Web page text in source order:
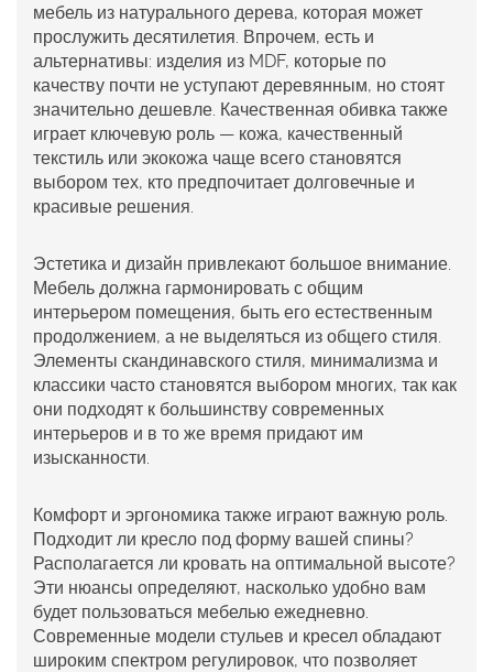
мебель из натурального дерева, которая может
прослужить десятилетия. Впрочем, есть и
альтернативы: изделия из MDF, которые по
качеству почти не уступают деревянным, но стоят
значительно дешевле. Качественная обивка также
играет ключевую роль — кожа, качественный
текстиль или экокожа чаще всего становятся
выбором тех, кто предпочитает долговечные и
красивые решения.
Эстетика и дизайн привлекают большое внимание.
Мебель должна гармонировать с общим
интерьером помещения, быть его естественным
продолжением, а не выделяться из общего стиля.
Элементы скандинавского стиля, минимализма и
классики часто становятся выбором многих, так как
они подходят к большинству современных
интерьеров и в то же время придают им
изысканности.
Комфорт и эргономика также играют важную роль.
Подходит ли кресло под форму вашей спины?
Располагается ли кровать на оптимальной высоте?
Эти нюансы определяют, насколько удобно вам
будет пользоваться мебелью ежедневно.
Современные модели стульев и кресел обладают
широким спектром регулировок, что позволяет